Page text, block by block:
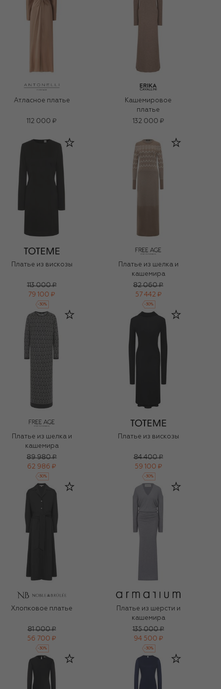
Атласное платье
112 000 ₽
Кашемировое
платье
132 000 ₽
Платье из вискозы
113 000 ₽
79 100 ₽
-30%
Платье из шелка и
кашемира
82 060 ₽
57 442 ₽
-30%
Платье из шелка и
кашемира
89 980 ₽
62 986 ₽
-30%
Платье из вискозы
84 400 ₽
59 100 ₽
-30%
Хлопковое платье
81 000 ₽
56 700 ₽
-30%
Платье из шерсти и
кашемира
135 000 ₽
94 500 ₽
-30%